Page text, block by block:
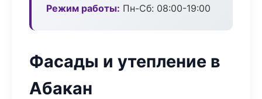
Режим работы: Пн-Сб: 08:00-19:00
Фасады и утепление в
Абакан